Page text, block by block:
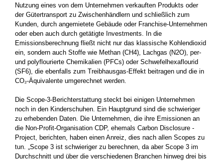
Nutzung eines von dem Unternehmen verkauften Produkts oder
der Gütertransport zu Zwischenhändlern und schließlich zum
Kunden, durch angemietete ­Gebäude oder Franchise-Unternehmen
oder eben auch durch getätigte ­Investments. In die
Emissionsberechnung fließt nicht nur das klassische Kohlendioxid
ein, sondern auch Stoffe wie Methan (CH4), Lachgas (N2O), per-
und polyflourierte Chemikalien (PFCs) oder Schwefelhexaflourid
(SF6), die ebenfalls zum Treibhausgas-Effekt beitragen und die in
CO₂-Äquivalente umgerechnet werden.
Die Scope-3-Berichterstattung steckt bei einigen Unternehmen
noch in den Kinderschuhen. Ein Hauptgrund sind die schwieriger
zu erhebenden Daten. Die Unternehmen, die ihre Emissionen an
die Non-Profit-Organisation CDP, ehemals Carbon Disclosure ­
Project, berichten, haben einen Anreiz, dies nach allen Scopes zu
tun. „Scope 3 ist schwieriger zu berechnen, da aber Scope 3 im
Durchschnitt und über die verschiedenen Branchen hinweg drei bis